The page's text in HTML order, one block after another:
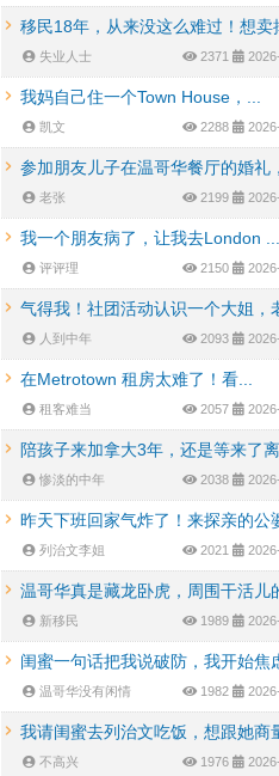
移民18年，从来没这么难过！想卖
失业人士 2371
我妈自己住一个Town House，...
凯文 2288
参加朋友儿子在温哥华餐厅的婚礼
老张 2199
我一个朋友病了，让我去London ...
评评理 2150
气得我！社团活动认识一个大姐，
人到中年 2093
在Metrotown 租房太难了！看...
租客难当 2057
陪孩子来加拿大3年，还是等来了离
惨淡的中年 2038
昨天下班回家气炸了！来探亲的公
列治文李姐 2021
温哥华真是藏龙卧虎，周围干活儿
新移民 1989
闺蜜一句话把我说破防，我开始焦
温哥华没有闲情 1982
我请闺蜜去列治文吃饭，想跟她商
不高兴 1976